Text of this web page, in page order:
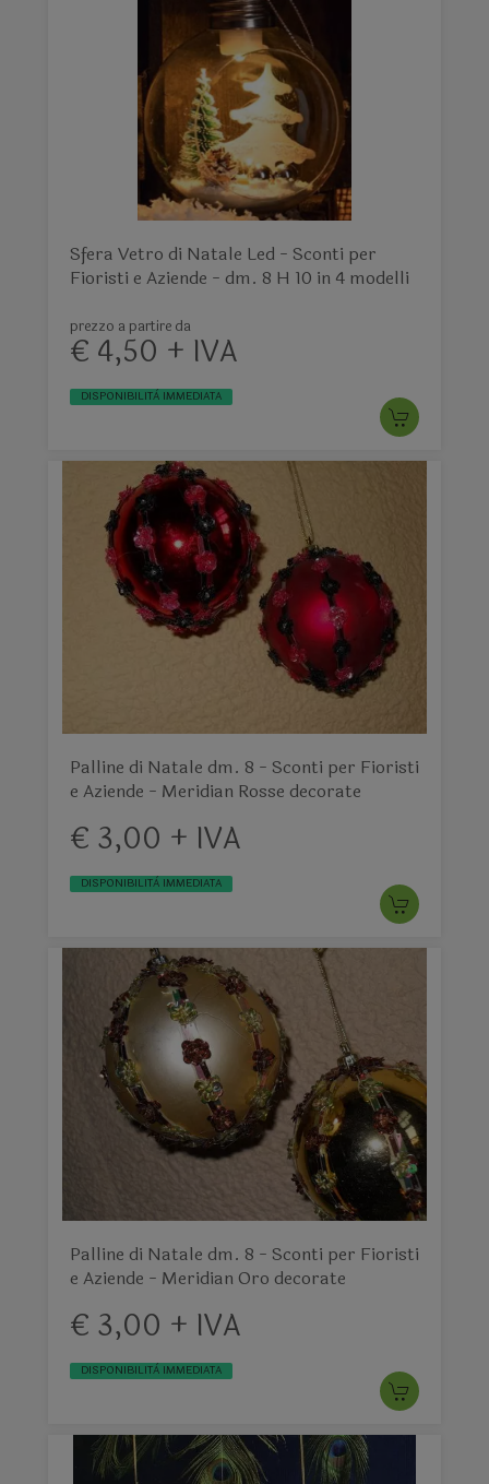
Sfera Vetro di Natale Led - Sconti per
Fioristi e Aziende - dm. 8 H 10 in 4 modelli
prezzo a partire da
€ 4,50 + IVA
DISPONIBILITÀ IMMEDIATA
Palline di Natale dm. 8 - Sconti per Fioristi
e Aziende - Meridian Rosse decorate
€ 3,00 + IVA
DISPONIBILITÀ IMMEDIATA
Palline di Natale dm. 8 - Sconti per Fioristi
e Aziende - Meridian Oro decorate
€ 3,00 + IVA
DISPONIBILITÀ IMMEDIATA